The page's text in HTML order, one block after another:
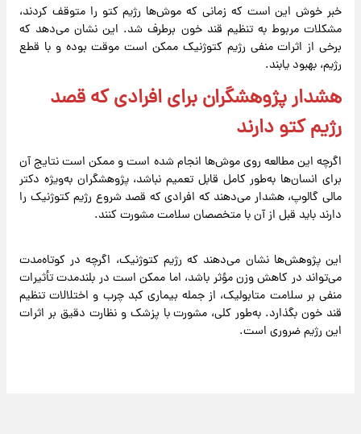
خبر خوش این است که زمانی که موش‌ها رژیم کتو را متوقف کردند،
مشکلات مربوط به تنظیم قند خون برطرف شد. این نشان می‌دهد که
برخی از اثرات منفی رژیم کتوژنیک ممکن است موقت بوده و با قطع
رژیم، بهبود یابند.
هشدار پژوهشگران برای افرادی که قصد
رژیم کتو دارند
اگرچه این مطالعه روی موش‌ها انجام شده است و ممکن است نتایج آن
برای انسان‌ها به‌طور کامل قابل تعمیم نباشد، پژوهشگران به‌ویژه دکتر
مالی گالوپ، هشدار می‌دهند که افرادی که قصد شروع رژیم کتوژنیک را
دارند باید قبل از آن با متخصصان سلامت مشورت کنند.
این پژوهش‌ها نشان می‌دهند که رژیم کتوژنیک، اگرچه در کوتاه‌مدت
می‌تواند در کاهش وزن مؤثر باشد، اما ممکن است در بلندمدت تأثیرات
منفی بر سلامت متابولیک، از جمله بیماری کبد چرب و اختلالات تنظیم
قند خون بگذارد. به‌طور کلی، مشورت با پزشک و نظارت دقیق بر اثرات
این رژیم ضروری است.